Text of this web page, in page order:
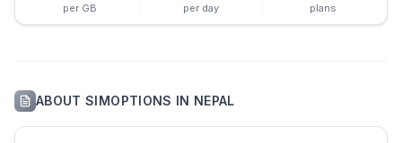
per GB per day plans
ABOUTSIMOPTIONS IN NEPAL